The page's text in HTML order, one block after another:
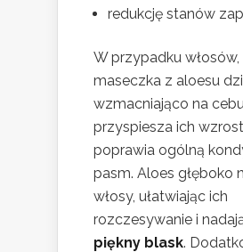
redukcję stanów
W przypadku włosów,
maseczka z aloesu
wzmacniająco na
przyspiesza ich
poprawia ogólną
pasm. Aloes głęboko
włosy, ułatwiając ich
rozczesywanie i
piękny blask.